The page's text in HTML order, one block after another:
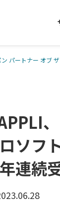
パートナー オブ
、
ロソフ
連続